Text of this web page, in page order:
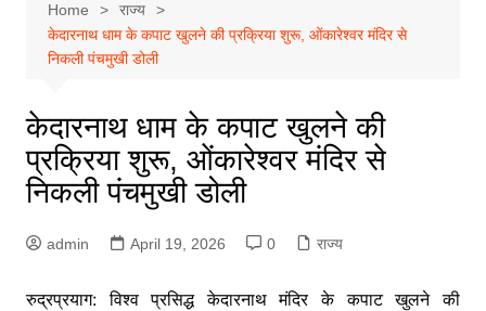
Home
राज्य
केदारनाथ धाम के कपाट खुलने की प्रक्रिया शुरू, ओंकारेश्वर मंदिर से
निकली पंचमुखी डोली
केदारनाथ धाम के कपाट खुलने की
प्रक्रिया शुरू, ओंकारेश्वर मंदिर से
निकली पंचमुखी डोली
admin April 19, 2026 0 राज्य
रुद्रप्रयाग: विश्व प्रसिद्ध केदारनाथ मंदिर के कपाट खुलने की